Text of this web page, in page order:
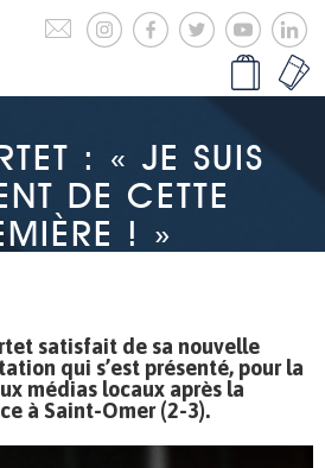
: « JE SUIS
DE CETTE
! »
satisfait de sa nouvelle
qui s’est présenté, pour la
médias locaux après la
à Saint-Omer (2-3).